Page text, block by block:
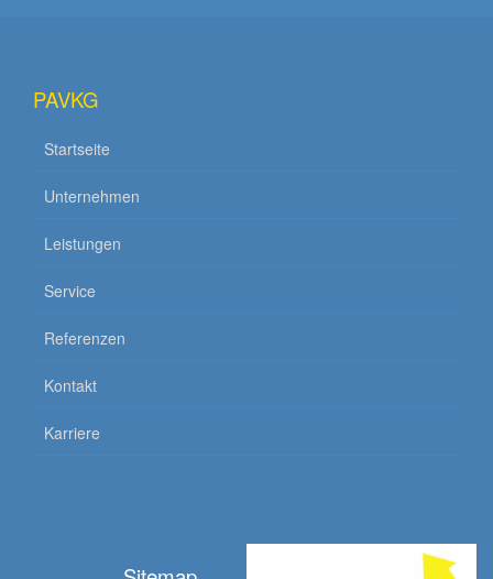
PAVKG
Startseite
Unternehmen
Leistungen
Service
Referenzen
Kontakt
Karriere